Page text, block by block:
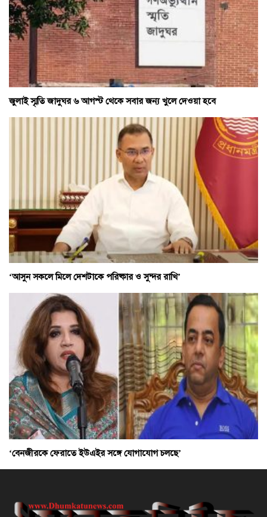
জুলাই স্মৃতি জাদুঘর ৬ আগস্ট থেকে সবার জন্য খুলে দেওয়া হবে
‘আসুন সকলে মিলে দেশটাকে পরিষ্কার ও সুন্দর রাখি’
‘বেনজীরকে ফেরাতে ইউএইর সঙ্গে যোগাযোগ চলছে’